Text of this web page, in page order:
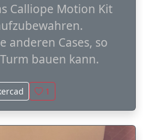
Calliope Motion Kit
anderen Cases, so
bauen kann.
1